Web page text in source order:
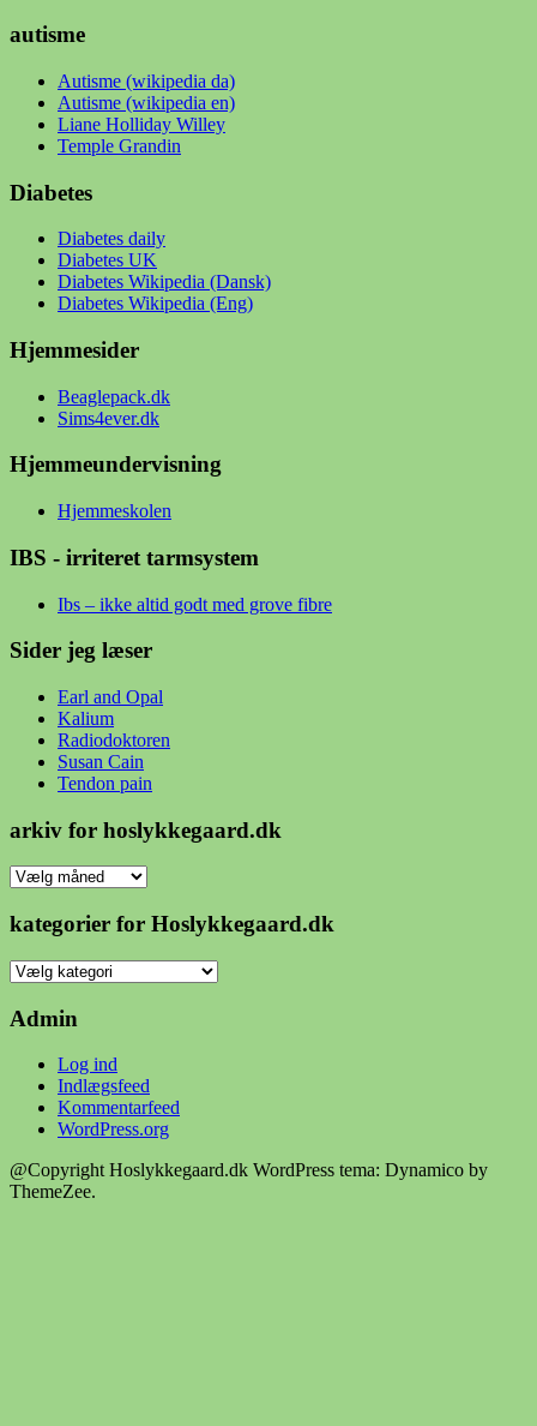
autisme
Autisme (wikipedia da)
Autisme (wikipedia en)
Liane Holliday Willey
Temple Grandin
Diabetes
Diabetes daily
Diabetes UK
Diabetes Wikipedia (Dansk)
Diabetes Wikipedia (Eng)
Hjemmesider
Beaglepack.dk
Sims4ever.dk
Hjemmeundervisning
Hjemmeskolen
IBS - irriteret tarmsystem
Ibs – ikke altid godt med grove fibre
Sider jeg læser
Earl and Opal
Kalium
Radiodoktoren
Susan Cain
Tendon pain
arkiv for hoslykkegaard.dk
arkiv
hoslykkegaard.dk
kategorier for Hoslykkegaard.dk
kategorier
Hoslykkegaard.dk
Admin
Log ind
Indlægsfeed
Kommentarfeed
WordPress.org
@Copyright Hoslykkegaard.dk WordPress tema: Dynamico by
ThemeZee.